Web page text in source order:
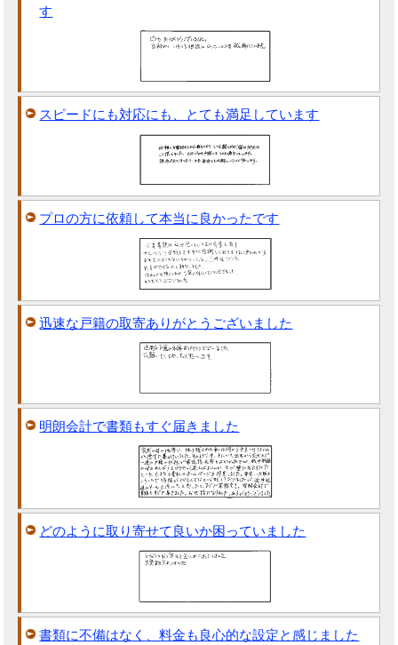
す
スピードにも対応にも、とても満足しています
プロの方に依頼して本当に良かったです
迅速な戸籍の取寄ありがとうございました
明朗会計で書類もすぐ届きました
どのように取り寄せて良いか困っていました
書類に不備はなく、料金も良心的な設定と感じました